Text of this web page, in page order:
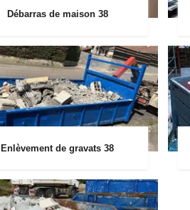
Débarras de maison 38
Enlèvement de gravats 38